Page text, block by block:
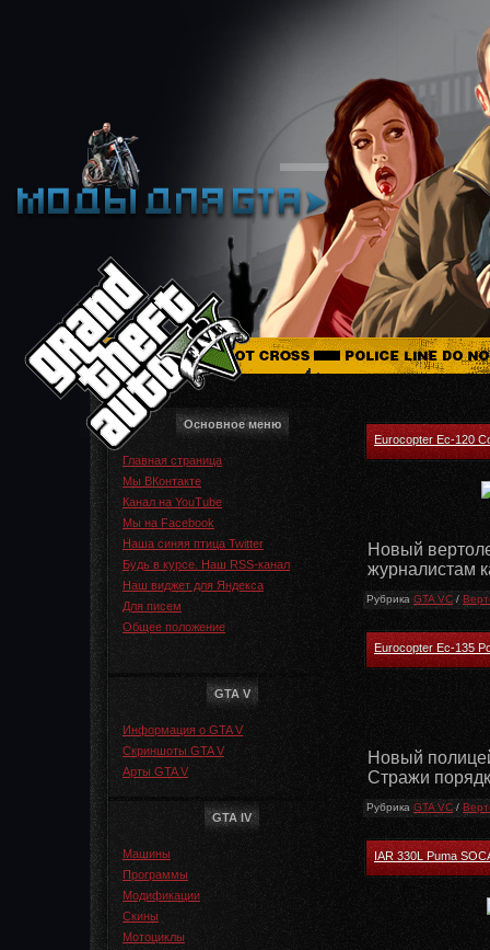
Основное меню
Главная страница
Мы ВКонтакте
Канал на YouTube
Мы на Facebook
Наша синяя птица Twitter
Будь в курсе. Наш RSS-канал
Наш виджет для Яндекса
Для писем
Общее положение
GTA V
Информация о GTA V
Скриншоты GTA V
Арты GTA V
GTA IV
Машины
Программы
Модификации
Скины
Мотоциклы
Eurocopter Ec-120
Новый
журналистам
Рубрика GTA VC/
Eurocopter Ec-135
Новый
Стражи
Рубрика GTA VC/
IAR 330L Puma